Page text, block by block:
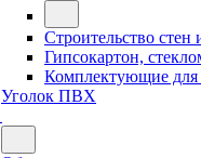
Строительство стен
Гипсокартон,
Комплектующие для
Уголок ПВХ